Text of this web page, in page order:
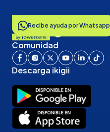
Comunidad
Descarga ikigii
Recibe ayuda por Whatsapp